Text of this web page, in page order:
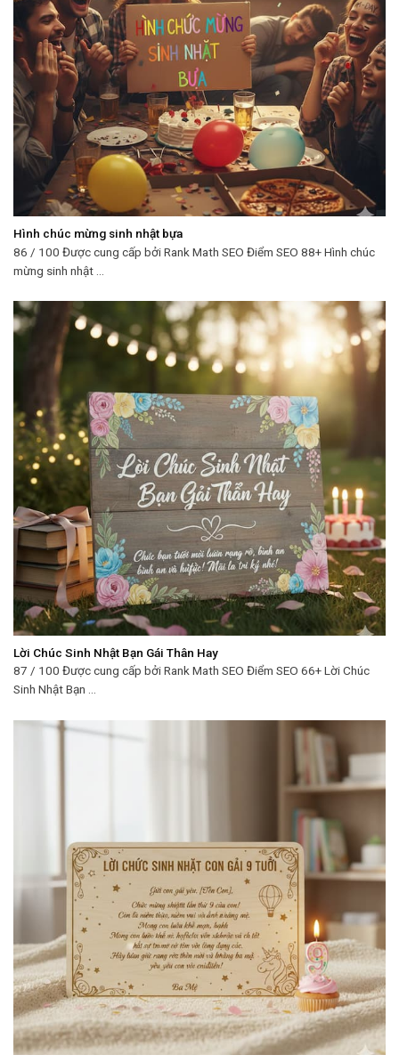
Hình chúc mừng sinh nhật bựa
86 / 100 Được cung cấp bởi Rank Math SEO Điểm SEO 88+ Hình chúc
mừng sinh nhật ...
Lời Chúc Sinh Nhật Bạn Gái Thân Hay
87 / 100 Được cung cấp bởi Rank Math SEO Điểm SEO 66+ Lời Chúc
Sinh Nhật Bạn ...